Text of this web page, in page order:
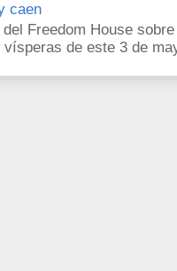
caen
Freedom House
de este 3 de